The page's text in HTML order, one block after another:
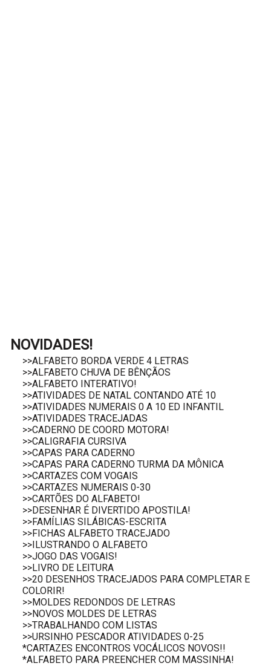
NOVIDADES!
>>ALFABETO BORDA VERDE 4 LETRAS
>>ALFABETO CHUVA DE BÊNÇÃOS
>>ALFABETO INTERATIVO!
>>ATIVIDADES DE NATAL CONTANDO ATÉ 10
>>ATIVIDADES NUMERAIS 0 A 10 ED INFANTIL
>>ATIVIDADES TRACEJADAS
>>CADERNO DE COORD MOTORA!
>>CALIGRAFIA CURSIVA
>>CAPAS PARA CADERNO
>>CAPAS PARA CADERNO TURMA DA MÔNICA
>>CARTAZES COM VOGAIS
>>CARTAZES NUMERAIS 0-30
>>CARTÕES DO ALFABETO!
>>DESENHAR É DIVERTIDO APOSTILA!
>>FAMÍLIAS SILÁBICAS-ESCRITA
>>FICHAS ALFABETO TRACEJADO
>>ILUSTRANDO O ALFABETO
>>JOGO DAS VOGAIS!
>>LIVRO DE LEITURA
>>20 DESENHOS TRACEJADOS PARA COMPLETAR E
COLORIR!
>>MOLDES REDONDOS DE LETRAS
>>NOVOS MOLDES DE LETRAS
>>TRABALHANDO COM LISTAS
>>URSINHO PESCADOR ATIVIDADES 0-25
*CARTAZES ENCONTROS VOCÁLICOS NOVOS!!
*ALFABETO PARA PREENCHER COM MASSINHA!